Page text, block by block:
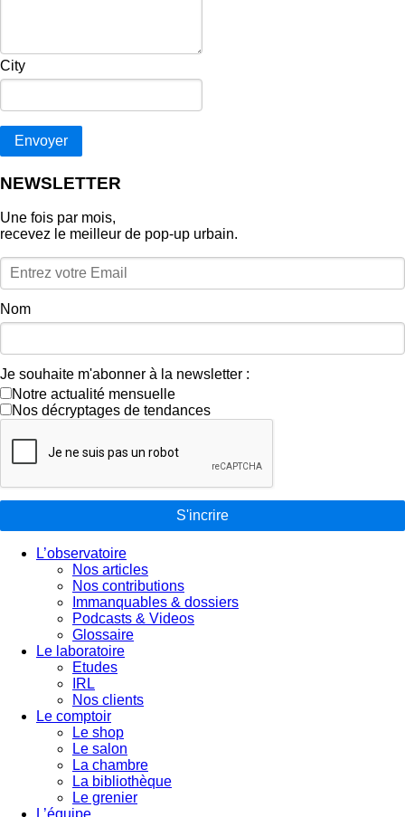
City
Envoyer
NEWSLETTER
Une fois par mois,
recevez le meilleur de pop‑up urbain.
Nom
Je souhaite m'abonner à la newsletter :
Notre actualité mensuelle
Nos décryptages de tendances
S'incrire
L’observatoire
Nos articles
Nos contributions
Immanquables & dossiers
Podcasts & Videos
Glossaire
Le laboratoire
Etudes
IRL
Nos clients
Le comptoir
Le shop
Le salon
La chambre
La bibliothèque
Le grenier
L’équipe